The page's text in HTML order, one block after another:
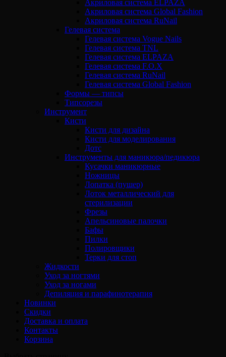
Акриловая система ELPAZA
Акриловая система Global Fashion
Акриловая система RuNail
Гелевая система
Гелевая система Vogue Nails
Гелевая система TNL
Гелевая система ELPAZA
Гелевая система F.O.X
Гелевая система RuNail
Гелевая система Global Fashion
Формы — типсы
Типсорезы
Инструмент
Кисти
Кисти для дизайна
Кисти для моделирования
Дотс
Инструменты для маникюра/педикюра
Кусачки маникюрные
Ножницы
Лопатка (пушер)
Лоток металлический для
стерилизации
Фрезы
Апельсиновые палочки
Бафы
Пилки
Полировщики
Терки для стоп
Жидкости
Уход за ногтями
Уход за ногами
Депиляция и парафинотерапия
Новинки
Скидки
Доставка и оплата
Контакты
Корзина